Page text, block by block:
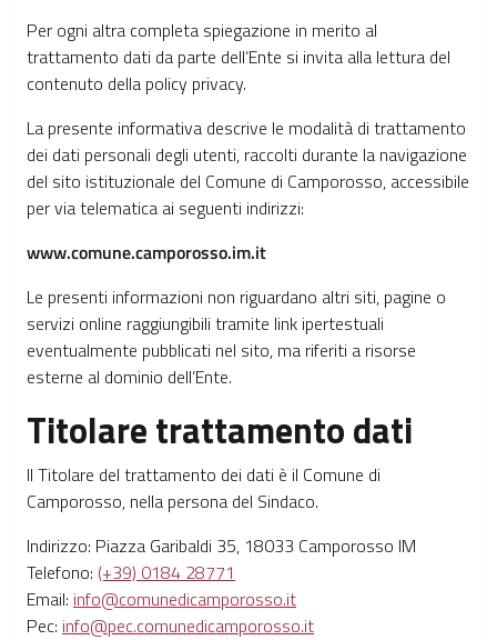
Per ogni altra completa spiegazione in merito al
trattamento dati da parte dell’Ente si invita alla lettura del
contenuto della policy privacy.
La presente informativa descrive le modalità di trattamento
dei dati personali degli utenti, raccolti durante la navigazione
del sito istituzionale del Comune di Camporosso, accessibile
per via telematica ai seguenti indirizzi:
www.comune.camporosso.im.it
Le presenti informazioni non riguardano altri siti, pagine o
servizi online raggiungibili tramite link ipertestuali
eventualmente pubblicati nel sito, ma riferiti a risorse
esterne al dominio dell’Ente.
Titolare trattamento dati
Il Titolare del trattamento dei dati è il Comune di
Camporosso, nella persona del Sindaco.
Indirizzo: Piazza Garibaldi 35, 18033 Camporosso IM
Telefono: (+39) 0184 28771
Email: info@comunedicamporosso.it
Pec: info@pec.comunedicamporosso.it